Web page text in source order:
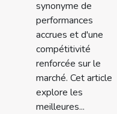
synonyme de
performances
accrues et d'une
compétitivité
renforcée sur le
marché. Cet article
explore les
meilleures...